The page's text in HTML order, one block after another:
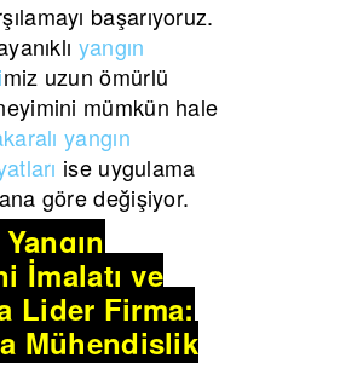
başarıyoruz.
yangın
miz uzun ömürlü
mümkün hale
yangın
ise uygulama
göre değişiyor.
İmalatı ve
Lider Firma:
Mühendislik